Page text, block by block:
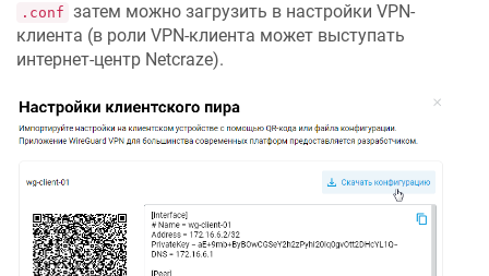
.conf затем можно загрузить в настройки VPN-
клиента (в роли VPN-клиента может выступать
интернет-центр Netcraze).